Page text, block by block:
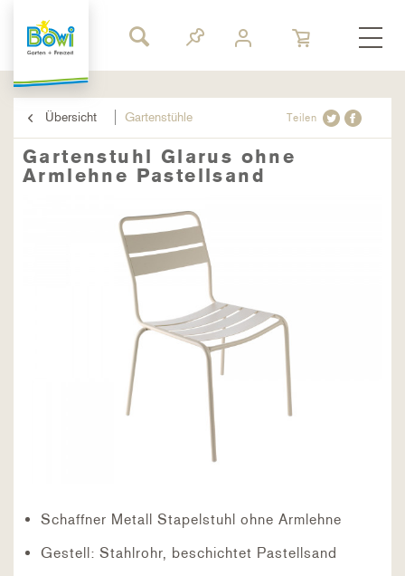
Übersicht Gartenstühle Teilen
Gartenstuhl Glarus ohne
Armlehne Pastellsand
Schaffner Metall Stapelstuhl ohne Armlehne
Gestell: Stahlrohr, beschichtet Pastellsand